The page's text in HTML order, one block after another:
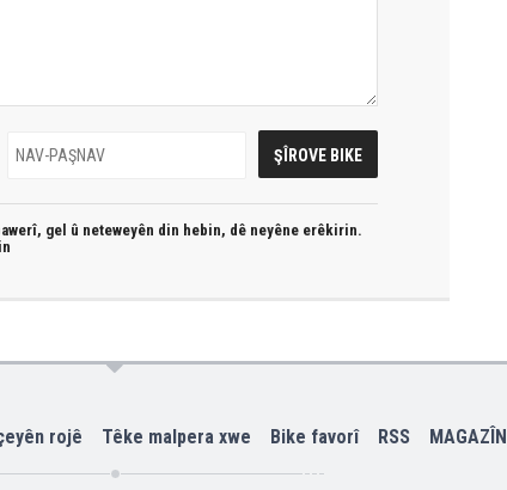
gel û neteweyên din hebin, dê neyêne erêkirin.
rojê Têke malpera xwe Bike favorî RSS MAGAZÎN